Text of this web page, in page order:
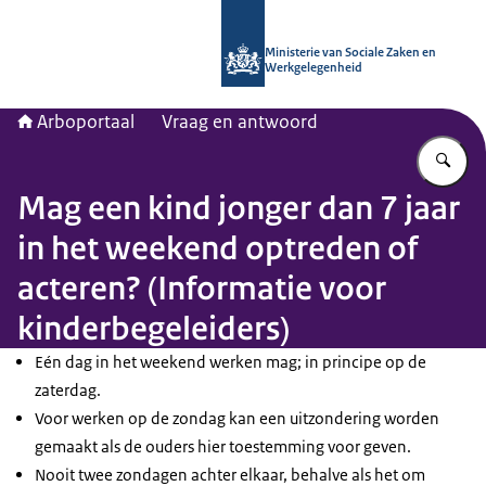
Ministerie van Sociale Zaken en
Werkgelegenheid
Arboportaal Vraag en antwoord
Mag een kind jonger dan 7 jaar
in het weekend optreden of
acteren? (Informatie voor
kinderbegeleiders)
Eén dag in het weekend werken mag; in principe op de
zaterdag.
Voor werken op de zondag kan een uitzondering worden
gemaakt als de ouders hier toestemming voor geven.
Nooit twee zondagen achter elkaar, behalve als het om